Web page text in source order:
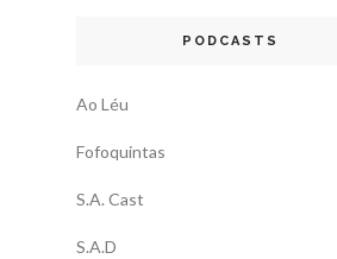
PODCASTS
Ao Léu
Fofoquintas
S.A. Cast
S.A.D